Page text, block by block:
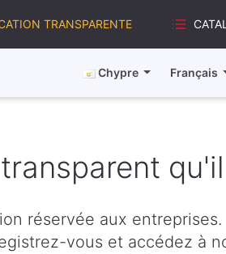
TRANSPARENTE
Chypre Français
réservée aux entreprises.
vous et accédez à